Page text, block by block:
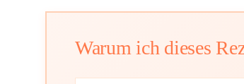
Warum ich dieses